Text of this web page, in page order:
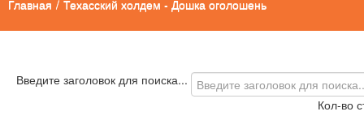
Главная / Техасский холдем - Дошка оголошень
Введите заголовок для поиска...
Кол-во